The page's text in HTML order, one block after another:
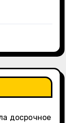
досрочное